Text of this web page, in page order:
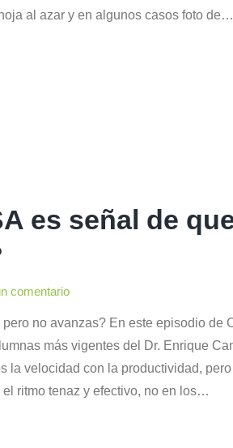
al azar y en algunos casos foto de…
es señal de
comentario
no avanzas? En este episodio de
más vigentes del Dr. Enrique
la velocidad con la productividad,
ritmo tenaz y efectivo, no en los…